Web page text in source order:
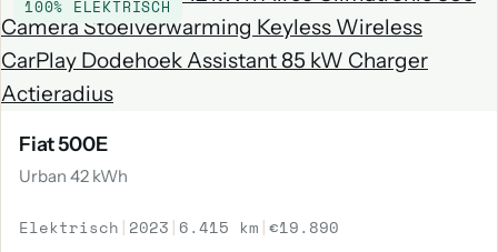
100% ELEKTRISCH
Fiat 500E
Urban 42 kWh
Elektrisch | 2023 | 6.415 km |€19.890